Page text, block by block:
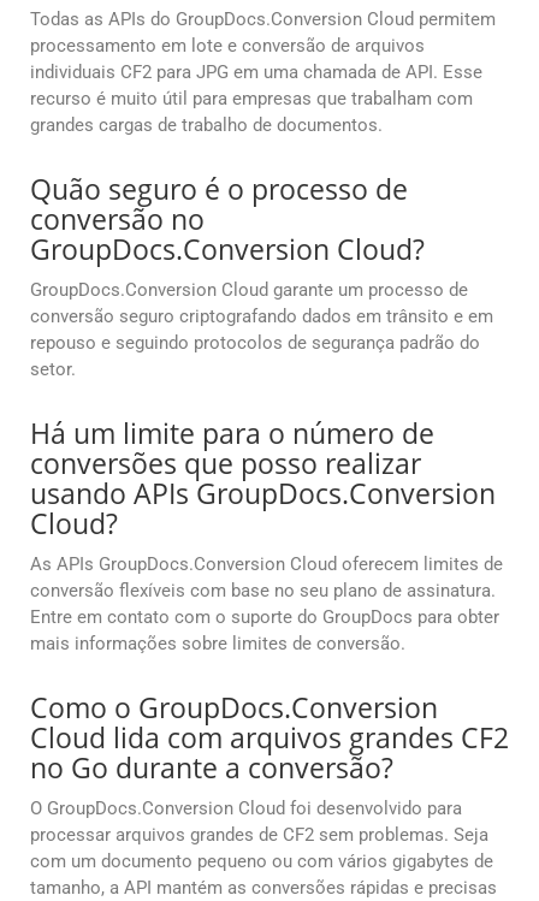
Todas as APIs do GroupDocs.Conversion Cloud permitem
processamento em lote e conversão de arquivos
individuais CF2 para JPG em uma chamada de API. Esse
recurso é muito útil para empresas que trabalham com
grandes cargas de trabalho de documentos.
Quão seguro é o processo de
conversão no
GroupDocs.Conversion Cloud?
GroupDocs.Conversion Cloud garante um processo de
conversão seguro criptografando dados em trânsito e em
repouso e seguindo protocolos de segurança padrão do
setor.
Há um limite para o número de
conversões que posso realizar
usando APIs GroupDocs.Conversion
Cloud?
As APIs GroupDocs.Conversion Cloud oferecem limites de
conversão flexíveis com base no seu plano de assinatura.
Entre em contato com o suporte do GroupDocs para obter
mais informações sobre limites de conversão.
Como o GroupDocs.Conversion
Cloud lida com arquivos grandes CF2
no Go durante a conversão?
O GroupDocs.Conversion Cloud foi desenvolvido para
processar arquivos grandes de CF2 sem problemas. Seja
com um documento pequeno ou com vários gigabytes de
tamanho, a API mantém as conversões rápidas e precisas